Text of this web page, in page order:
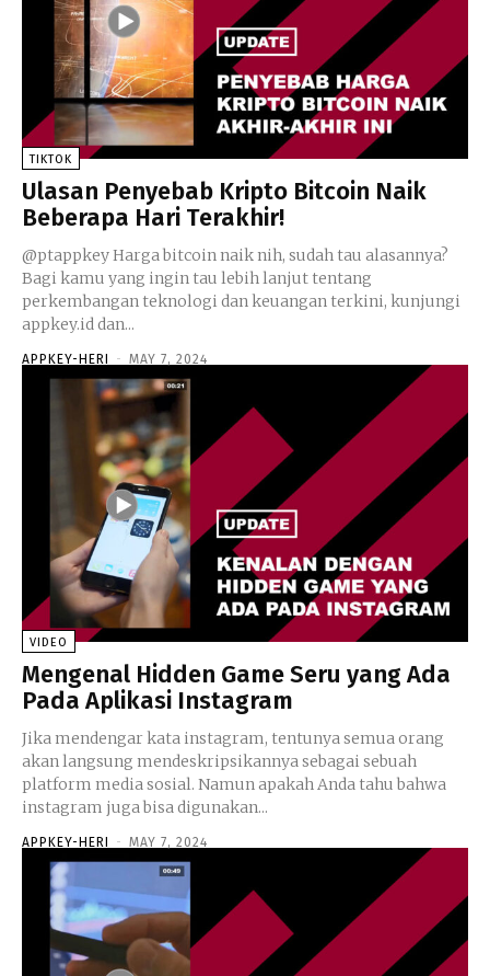
TIKTOK
Ulasan Penyebab Kripto Bitcoin Naik
Beberapa Hari Terakhir!
@ptappkey Harga bitcoin naik nih, sudah tau alasannya?
Bagi kamu yang ingin tau lebih lanjut tentang
perkembangan teknologi dan keuangan terkini, kunjungi
appkey.id dan...
APPKEY-HERI - MAY 7, 2024
VIDEO
Mengenal Hidden Game Seru yang Ada
Pada Aplikasi Instagram
Jika mendengar kata instagram, tentunya semua orang
akan langsung mendeskripsikannya sebagai sebuah
platform media sosial. Namun apakah Anda tahu bahwa
instagram juga bisa digunakan...
APPKEY-HERI - MAY 7, 2024